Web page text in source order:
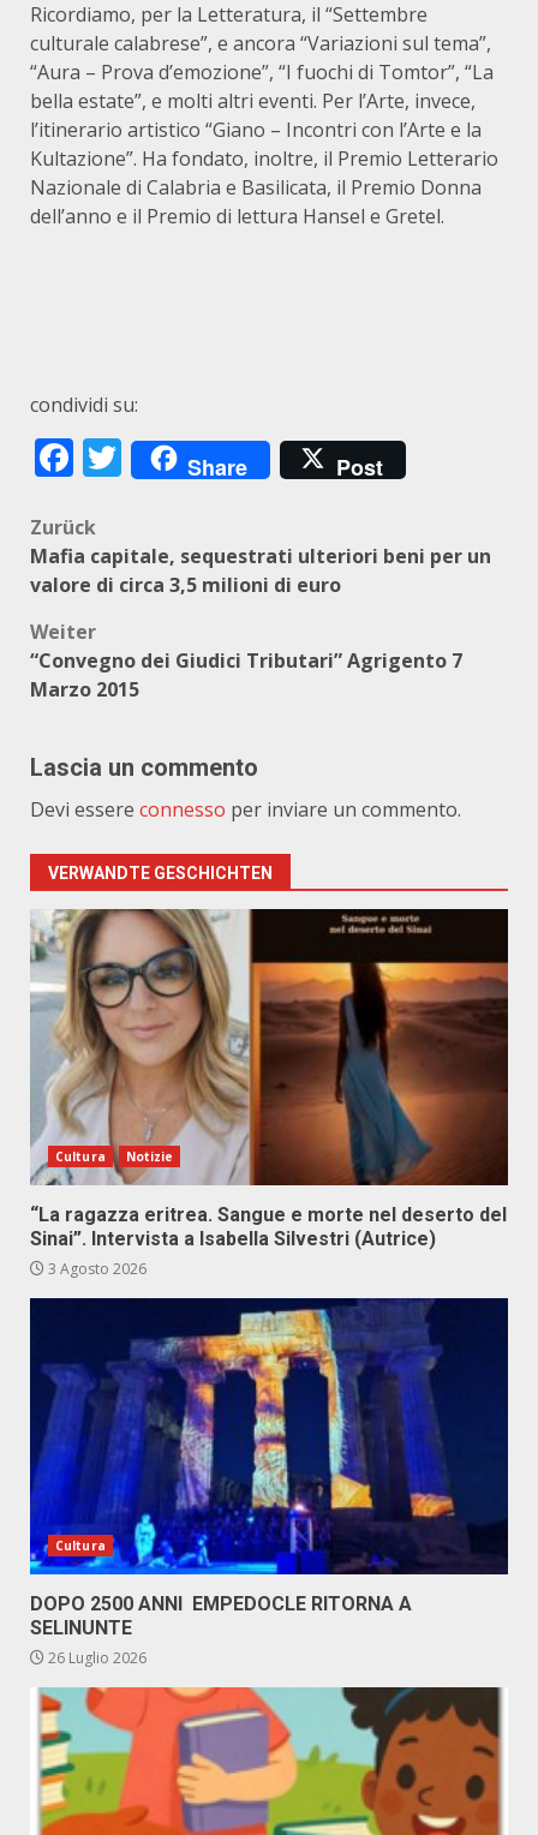
Ricordiamo, per la Letteratura, il “Settembre
culturale calabrese”, e ancora “Variazioni sul tema”,
“Aura – Prova d’emozione”, “I fuochi di Tomtor”, “La
bella estate”, e molti altri eventi. Per l’Arte, invece,
l’itinerario artistico “Giano – Incontri con l’Arte e la
Kultazione”. Ha fondato, inoltre, il Premio Letterario
Nazionale di Calabria e Basilicata, il Premio Donna
dell’anno e il Premio di lettura Hansel e Gretel.
condividi su:
Facebook
Twitter
Share Post
Beitragsnavigation
Zurück
Mafia capitale, sequestrati ulteriori beni per un
valore di circa 3,5 milioni di euro
Weiter
“Convegno dei Giudici Tributari” Agrigento 7
Marzo 2015
Lascia un commento
Devi essere connesso per inviare un commento.
VERWANDTE GESCHICHTEN
Cultura Notizie
“La ragazza eritrea. Sangue e morte nel deserto del
Sinai”. Intervista a Isabella Silvestri (Autrice)
3 Agosto 2026
Cultura
DOPO 2500 ANNI EMPEDOCLE RITORNA A
SELINUNTE
26 Luglio 2026